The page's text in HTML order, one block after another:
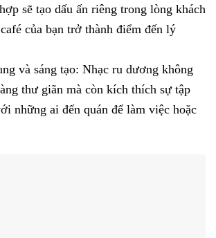
sẽ tạo dấu ấn riêng trong lòng khách
của bạn trở thành điểm đến lý
và sáng tạo: Nhạc ru dương không
thư giãn mà còn kích thích sự tập
những ai đến quán để làm việc hoặc